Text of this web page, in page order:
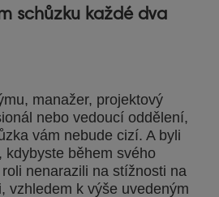
schůzku každé dva
manažer, projektový
nebo vedoucí oddělení,
vám nebude cizí. A byli
kdybyste během svého
nenarazili na stížnosti na
vzhledem k výše uvedeným